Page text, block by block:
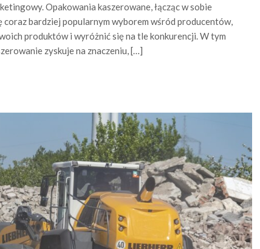
Opakowania kaszerowane, łącząc w sobie
coraz bardziej popularnym wyborem wśród producentów,
produktów i wyróżnić się na tle konkurencji. W tym
zyskuje na znaczeniu, […]